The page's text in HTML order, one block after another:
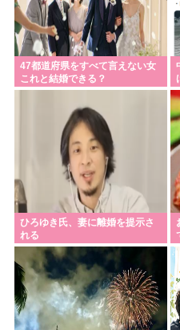
47都道府県をすべて言えない女
これと結婚できる？
ひろゆき氏、妻に離婚を提示さ
れる